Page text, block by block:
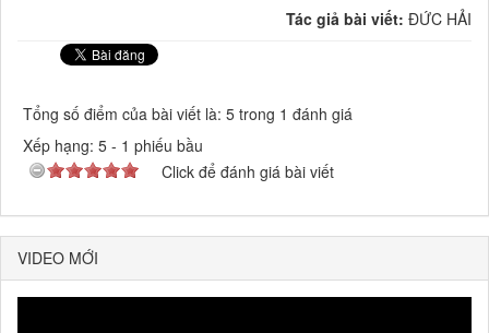
Tác giả bài viết: ĐỨC HẢI
Tổng số điểm của bài viết là: 5 trong 1 đánh giá
Xếp hạng: 5 - 1 phiếu bầu
Click để đánh giá bài viết
VIDEO MỚI